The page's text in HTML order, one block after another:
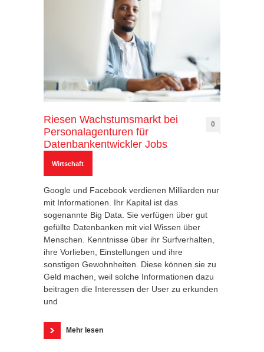
Riesen Wachstumsmarkt bei
Personalagenturen für
Datenbankentwickler Jobs
0
Wirtschaft
Google und Facebook verdienen Milliarden nur
mit Informationen. Ihr Kapital ist das
sogenannte Big Data. Sie verfügen über gut
gefüllte Datenbanken mit viel Wissen über
Menschen. Kenntnisse über ihr Surfverhalten,
ihre Vorlieben, Einstellungen und ihre
sonstigen Gewohnheiten. Diese können sie zu
Geld machen, weil solche Informationen dazu
beitragen die Interessen der User zu erkunden
und
Mehr lesen